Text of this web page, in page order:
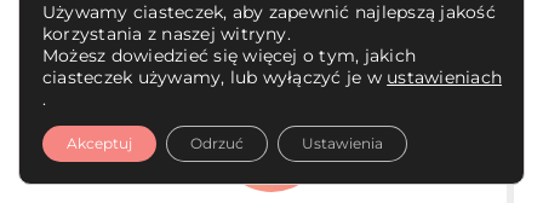
K
Używamy ciasteczek, aby zapewnić najlepszą jakość
korzystania z naszej witryny.
Możesz dowiedzieć się więcej o tym, jakich
ciasteczek używamy, lub wyłączyć je w ustawieniach
.
Akceptuj Odrzuć Ustawienia